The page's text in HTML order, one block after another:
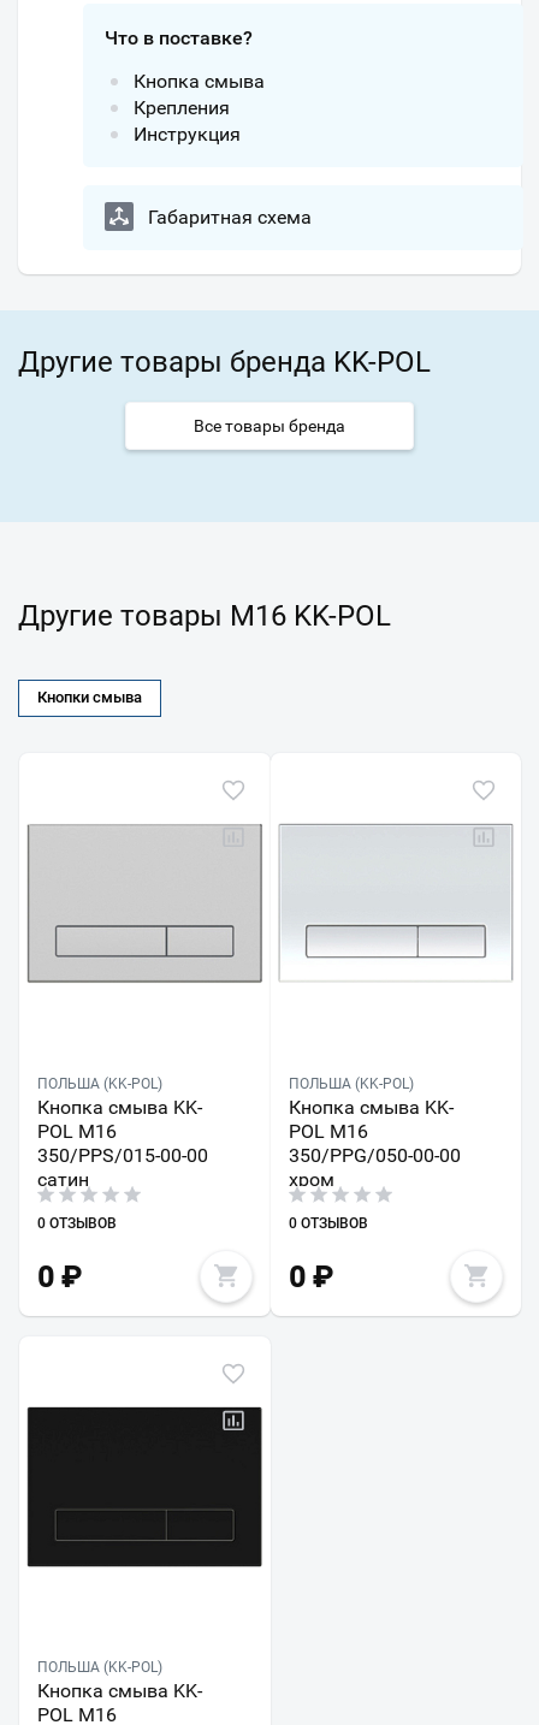
Что в поставке?
Кнопка смыва
Крепления
Инструкция
Габаритная схема
Другие товары бренда KK-POL
Все товары бренда
Другие товары M16 KK-POL
Кнопки смыва
ПОЛЬША (KK-POL)
Кнопка смыва KK-
POL M16
350/PPS/015-00-00
сатин
0 ОТЗЫВОВ
0 ₽
ПОЛЬША (KK-POL)
Кнопка смыва KK-
POL M16
350/PPG/050-00-00
хром
0 ОТЗЫВОВ
0₽
ПОЛЬША (KK-POL)
Кнопка смыва KK-
POL M16